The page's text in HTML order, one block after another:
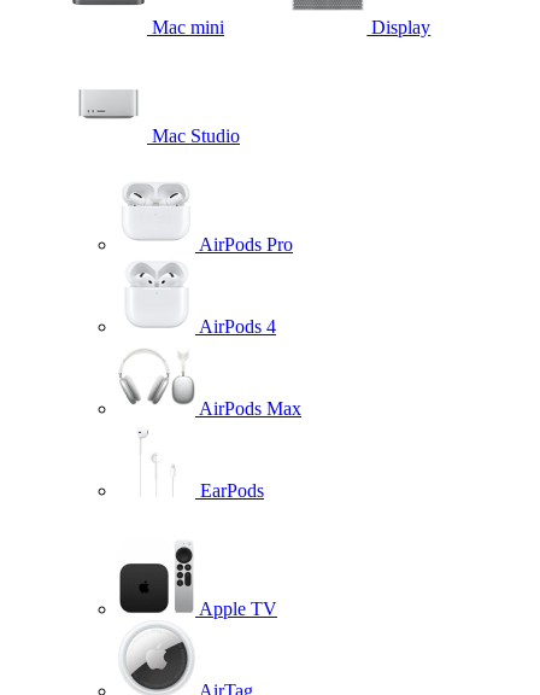
Mac mini Display
Mac Studio
AirPods Pro
AirPods 4
AirPods Max
EarPods
Apple TV